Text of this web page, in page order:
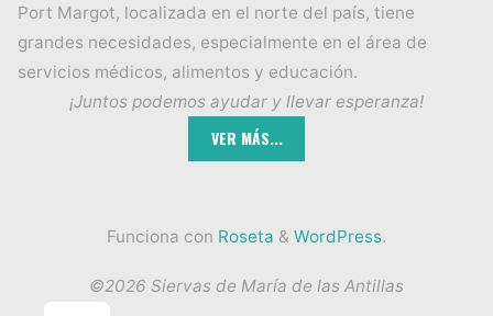
Port Margot, localizada en el norte del país, tiene
grandes necesidades, especialmente en el área de
servicios médicos, alimentos y educación.
¡Juntos podemos ayudar y llevar esperanza!
Funciona con Roseta & WordPress.
©2026 Siervas de María de las Antillas